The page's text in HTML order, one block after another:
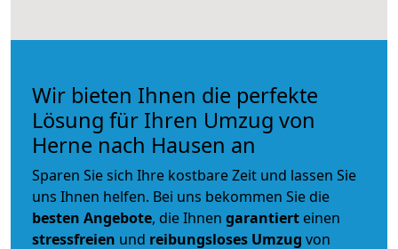
Wir bieten Ihnen die perfekte
Lösung für Ihren Umzug von
Herne nach Hausen an
Sparen Sie sich Ihre kostbare Zeit und lassen Sie
uns Ihnen helfen. Bei uns bekommen Sie die
besten Angebote, die Ihnen garantiert einen
stressfreien und reibungsloses Umzug von